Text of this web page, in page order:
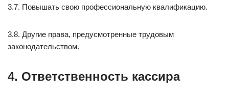
3.7. Повышать свою профессиональную квалификацию.
3.8. Другие права, предусмотренные трудовым
законодательством.
4. Ответственность кассира